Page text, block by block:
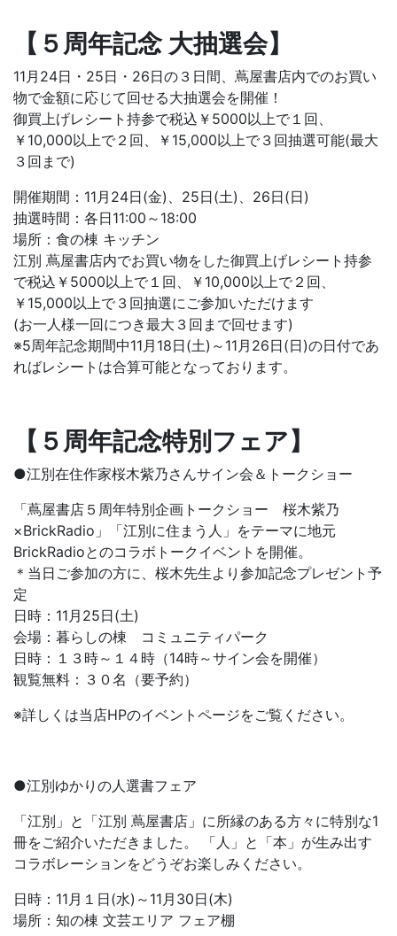
【５周年記念 大抽選会】
11月24日・25日・26日の３日間、蔦屋書店内でのお買い
物で金額に応じて回せる大抽選会を開催！
御買上げレシート持参で税込￥5000以上で１回、
￥10,000以上で２回、￥15,000以上で３回抽選可能(最大
３回まで)
開催期間：11月24日(金)、25日(土)、26日(日)
抽選時間：各日11:00～18:00
場所：食の棟 キッチン
江別 蔦屋書店内でお買い物をした御買上げレシート持参
で税込￥5000以上で１回、￥10,000以上で２回、
￥15,000以上で３回抽選にご参加いただけます
(お一人様一回につき最大３回まで回せます)
※5周年記念期間中11月18日(土)～11月26日(日)の日付であ
ればレシートは合算可能となっております。
【５周年記念特別フェア】
●江別在住作家桜木紫乃さんサイン会＆トークショー
「蔦屋書店５周年特別企画トークショー 桜木紫乃
×BrickRadio」「江別に住まう人」をテーマに地元
BrickRadioとのコラボトークイベントを開催。
＊当日ご参加の方に、桜木先生より参加記念プレゼント予
定
日時：11月25日(土)
会場：暮らしの棟 コミュニティパーク
日時：１３時～１４時（14時～サイン会を開催）
観覧無料：３０名（要予約）
※詳しくは当店HPのイベントページをご覧ください。
●江別ゆかりの人選書フェア
「江別」と「江別 蔦屋書店」に所縁のある方々に特別な1
冊をご紹介いただきました。 「人」と「本」が生み出す
コラボレーションをどうぞお楽しみください。
日時：11月１日(水)～11月30日(木)
場所：知の棟 文芸エリア フェア棚